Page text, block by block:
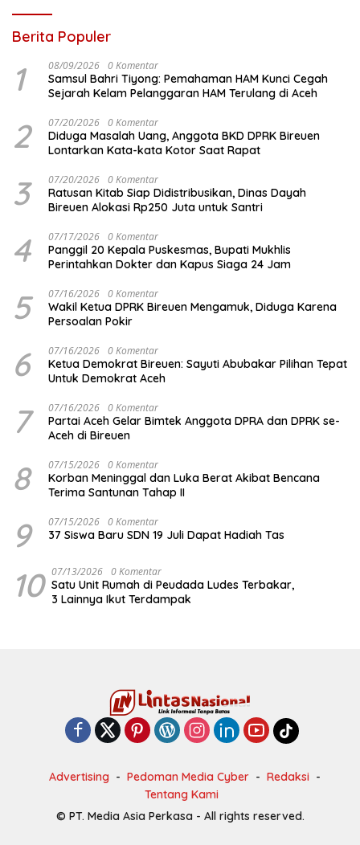
Berita Populer
1 08/09/2026 0 Komentar
Samsul Bahri Tiyong: Pemahaman HAM Kunci Cegah
Sejarah Kelam Pelanggaran HAM Terulang di Aceh
2 07/20/2026 0 Komentar
Diduga Masalah Uang, Anggota BKD DPRK Bireuen
Lontarkan Kata-kata Kotor Saat Rapat
3 07/20/2026 0 Komentar
Ratusan Kitab Siap Didistribusikan, Dinas Dayah
Bireuen Alokasi Rp250 Juta untuk Santri
4 07/17/2026 0 Komentar
Panggil 20 Kepala Puskesmas, Bupati Mukhlis
Perintahkan Dokter dan Kapus Siaga 24 Jam
5 07/16/2026 0 Komentar
Wakil Ketua DPRK Bireuen Mengamuk, Diduga Karena
Persoalan Pokir
6 07/16/2026 0 Komentar
Ketua Demokrat Bireuen: Sayuti Abubakar Pilihan Tepat
Untuk Demokrat Aceh
7 07/16/2026 0 Komentar
Partai Aceh Gelar Bimtek Anggota DPRA dan DPRK se-
Aceh di Bireuen
8 07/15/2026 0 Komentar
Korban Meninggal dan Luka Berat Akibat Bencana
Terima Santunan Tahap II
9 07/15/2026 0 Komentar
37 Siswa Baru SDN 19 Juli Dapat Hadiah Tas
10 07/13/2026 0 Komentar
Satu Unit Rumah di Peudada Ludes Terbakar,
3 Lainnya Ikut Terdampak
Advertising Pedoman Media Cyber
Redaksi
Tentang Kami
© PT. Media Asia Perkasa - All rights reserved.